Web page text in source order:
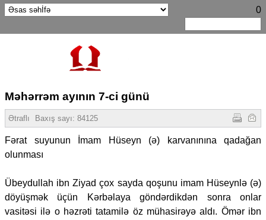
0
Məhərrəm ayının 7-ci günü
Ətraflı Baxış sayı: 84125
Fərat suyunun İmam Hüseyn (ə) karvanınına qadağan
olunması
Übeydullah ibn Ziyad çox sayda qoşunu imam Hüseynlə (ə)
döyüşmək üçün Kərbəlaya göndərdikdən sonra onlar
vasitəsi ilə o həzrəti tatamilə öz mühasirəyə aldı. Ömər ibn